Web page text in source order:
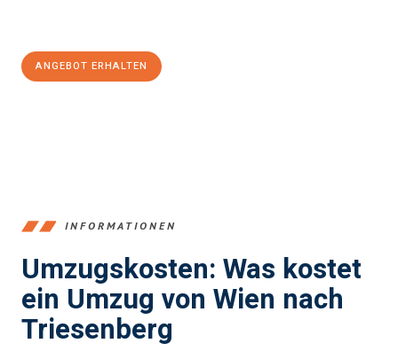
ANGEBOT ERHALTEN
INFORMATIONEN
Umzugskosten: Was kostet
ein Umzug von Wien nach
Triesenberg